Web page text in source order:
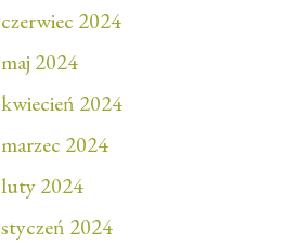
czerwiec 2024
maj 2024
kwiecień 2024
marzec 2024
luty 2024
styczeń 2024